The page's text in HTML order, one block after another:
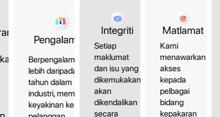
Pengalaman
Berpengalaman
lebih daripada 10
tahun dalam
industri, memberi
keyakinan kepada
Integriti
Setiap
maklumat
dan isu yang
dikemukakan
akan
dikendalikan
secara
Matlamat
Kami
menawarkan
akses
kepada
pelbagai
bidang
kepakaran